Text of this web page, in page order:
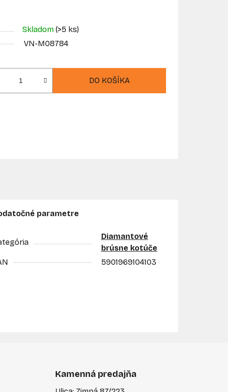
Skladom (>5 ks)
VN-M08784
DO KOŠÍKA
parametre
Diamantové
brúsne kotúče
5901969104103
Kamenná predajňa